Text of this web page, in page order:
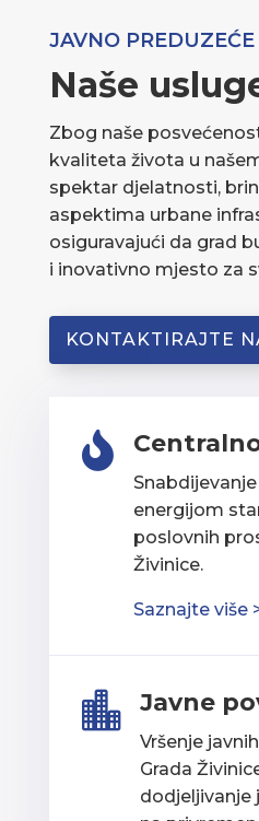
JAVNO PREDUZEĆE
Naše
Zbog naše
kvaliteta života u
spektar djelatnosti,
aspektima urbane
osiguravajući da grad
i inovativno mjesto za
KONTAKTIRAJTE

energijom
poslovnih
Živinice.
Saznajte više
 Javne
Vršenje
Grada
dodjeljivanje